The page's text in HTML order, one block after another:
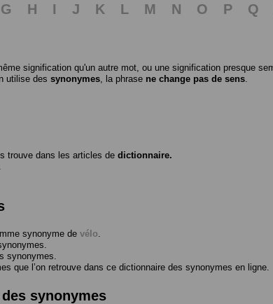
G H I J K L M N O P Q
signification qu'un autre mot, ou une signification presque
utilise des synonymes , la phrase ne change pas de sens
trouve dans les articles de dictionnaire.
synonyme de vélo
synonymes.
que l’on retrouve dans ce dictionnaire des synonymes en ligne.
synonymes